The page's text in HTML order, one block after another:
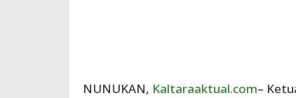
NUNUKAN, Kaltaraaktual.com–